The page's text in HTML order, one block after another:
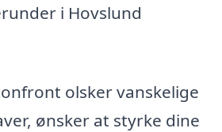
i Hovslund
olsker vanskelige
ønsker at styrke dine